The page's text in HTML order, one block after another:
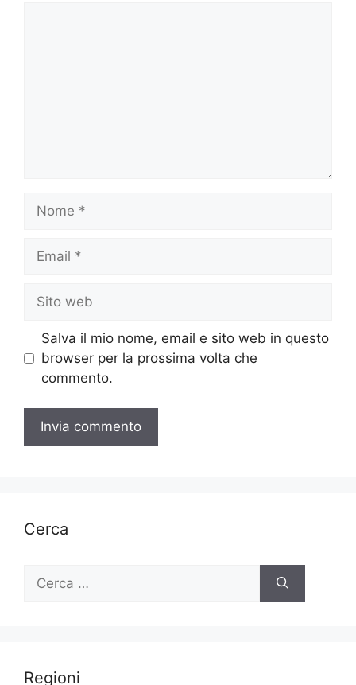
web
Salva il mio nome, email e sito web in questo
browser per la prossima volta che
commento.
Cerca
Ricerca
Regioni